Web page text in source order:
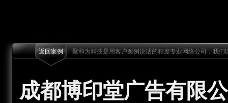
返回案例聚和为科技是用客户案例说话的程度专业网络公司，我们
成都博印堂广告有限